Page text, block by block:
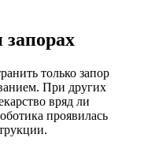
только запор
При других
вряд ли
проявилась